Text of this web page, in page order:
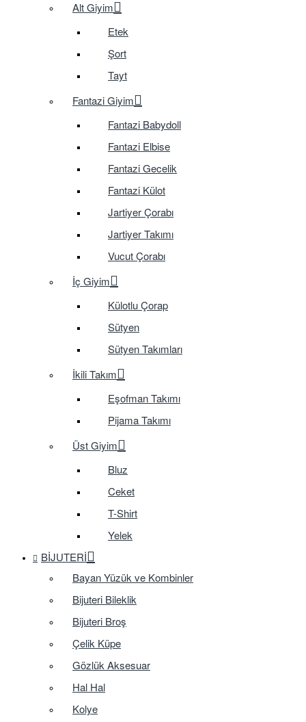
Alt Giyim
Etek
Şort
Tayt
Fantazi Giyim
Fantazi Babydoll
Fantazi Elbise
Fantazi Gecelik
Fantazi Külot
Jartiyer Çorabı
Jartiyer Takımı
Vucut Çorabı
İç Giyim
Külotlu Çorap
Sütyen
Sütyen Takımları
İkili Takım
Eşofman Takımı
Pijama Takımı
Üst Giyim
Bluz
Ceket
T-Shirt
Yelek
BIJUTERI
Bayan Yüzük ve Kombinler
Bijuteri Bileklik
Bijuteri Broş
Çelik Küpe
Gözlük Aksesuar
Hal Hal
Kolye